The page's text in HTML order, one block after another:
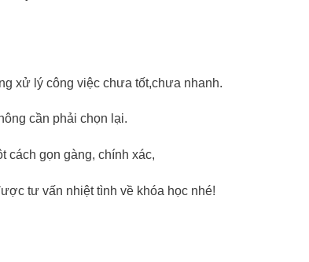
xử lý công việc chưa tốt,chưa nhanh.
cần phải chọn lại.
cách gọn gàng, chính xác,
tư vấn nhiệt tình về khóa học nhé!